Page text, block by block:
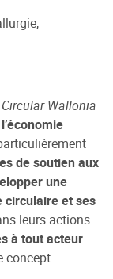
Wallonia
de soutien aux
une
circulaire et ses
leurs actions
à tout acteur
concept.